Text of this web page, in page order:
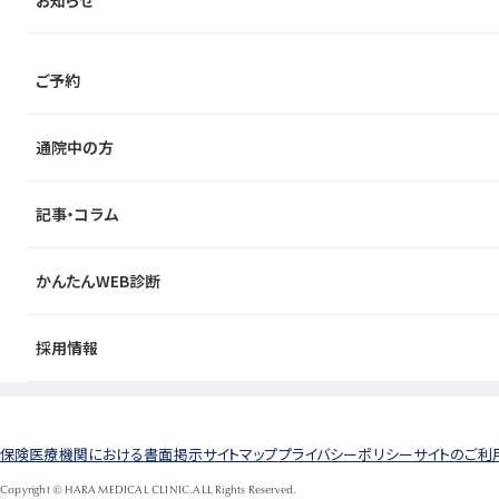
通院中の方
ご予約
記事・コラム
かんたんWEB診断
採用情報
保険医療機関における書面掲示サイトマッププライバシーポリシーサイトのご利
Copyright © HARA MEDICAL CLINIC.ALL Rights Reserved.